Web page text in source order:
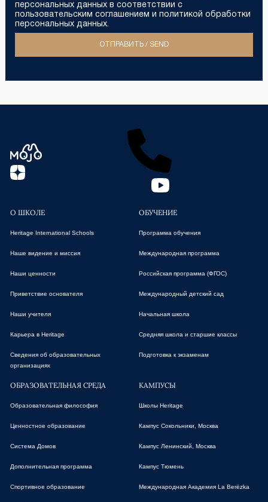
персональных данных в соответствии с
пользовательским соглашением и политикой обработки
персональных данных.
ОТПРАВИТЬ / SEND
О ШКОЛЕ
Heritage International Schools
Наше видение и миссия
Наши ценности
Приветствие основателя
Наши учителя
Карьера в Heritage
Сведения об образовательных
организациях
ОБУЧЕНИЕ
Программа обучения
Международная программа
Российская программа (ФГОС)
Международный детский сад
Начальная школа
Средняя школа и старшие классы
Подготовка к экзаменам
ОБРАЗОВАТЕЛЬНАЯ СРЕДА
Образовательная философия
Ценностное образование
Система Домов
Дополнительная программа
Спортивное образование
КАМПУСЫ
Школы Heritage
Кампус Сокольники, Москва
Кампус Ленинский, Москва
Кампус Тюмень
Международная Академия La Berёzka